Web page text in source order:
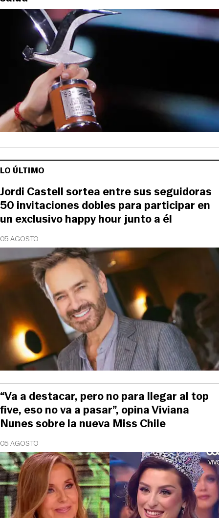
LO ÚLTIMO
05 AGOSTO
Jordi Castell sortea entre sus seguidoras
50 invitaciones dobles para participar en
un exclusivo happy hour junto a él
05 AGOSTO
“Va a destacar, pero no para llegar al top
five, eso no va a pasar”, opina Viviana
Nunes sobre la nueva Miss Chile